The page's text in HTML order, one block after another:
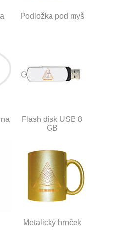
Podložka pod myš
Flash disk USB 8
GB
Metalický hrnček